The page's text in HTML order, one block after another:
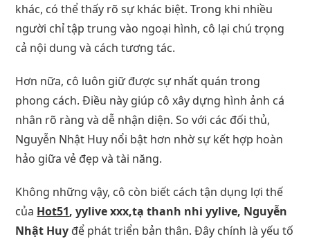
khác, có thể thấy rõ sự khác biệt. Trong khi nhiều
người chỉ tập trung vào ngoại hình, cô lại chú trọng
cả nội dung và cách tương tác.
Hơn nữa, cô luôn giữ được sự nhất quán trong
phong cách. Điều này giúp cô xây dựng hình ảnh cá
nhân rõ ràng và dễ nhận diện. So với các đối thủ,
Nguyễn Nhật Huy nổi bật hơn nhờ sự kết hợp hoàn
hảo giữa vẻ đẹp và tài năng.
Không những vậy, cô còn biết cách tận dụng lợi thế
của Hot51, yylive xxx,tạ thanh nhi yylive, Nguyễn
Nhật Huy để phát triển bản thân. Đây chính là yếu tố